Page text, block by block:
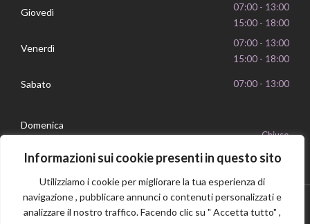
Informazioni sui cookie presenti in questo sito
Utilizziamo i cookie per migliorare la tua esperienza di
navigazione , pubblicare annunci o contenuti personalizzati e
analizzare il nostro traffico. Facendo clic su " Accetta tutto" ,
Giovedì
07:00 - 13:00
15:00 - 18:00
Venerdì
07:00 - 13:00
15:00 - 18:00
Sabato 07:00 - 13:00
Domenica
Chiuso
Privacy Policy Cookie Policy P.IVA 16239351006